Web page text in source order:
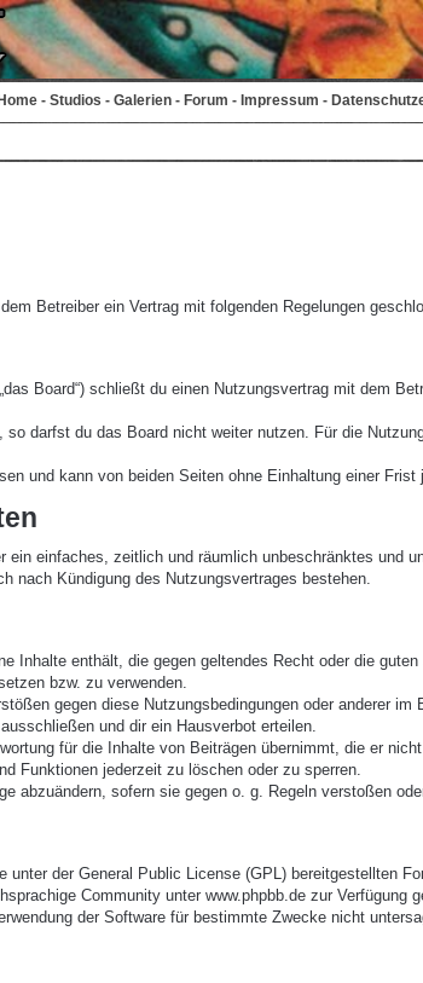
Home - Studios - Galerien - Forum - Impressum -
Betreiber ein Vertrag mit folgenden Regelungen
Board“) schließt du einen Nutzungsvertrag mit dem
darfst du das Board nicht weiter nutzen. Für die
und kann von beiden Seiten ohne Einhaltung einer Frist
einfaches, zeitlich und räumlich unbeschränktes und
nach Kündigung des Nutzungsvertrages bestehen.
Inhalte enthält, die gegen geltendes Recht oder die
bzw. zu verwenden.
gegen diese Nutzungsbedingungen oder anderer
und dir ein Hausverbot erteilen.
für die Inhalte von Beiträgen übernimmt, die er
Funktionen jederzeit zu löschen oder zu sperren.
abzuändern, sofern sie gegen o. g. Regeln verstoßen
der General Public License (GPL) bereitgestellten
Community unter www.phpbb.de zur
der Software für bestimmte Zwecke nicht